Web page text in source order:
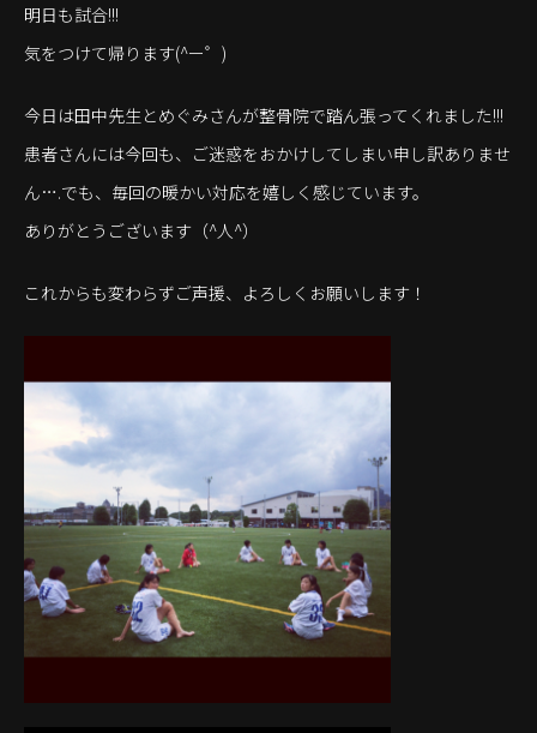
明日も試合!!!
気をつけて帰ります(^ー゜)
今日は田中先生とめぐみさんが整骨院で踏ん張ってくれました!!!
患者さんには今回も、ご迷惑をおかけしてしまい申し訳ありませ
ん….でも、毎回の暖かい対応を嬉しく感じています。
ありがとうございます（^人^）
これからも変わらずご声援、よろしくお願いします！